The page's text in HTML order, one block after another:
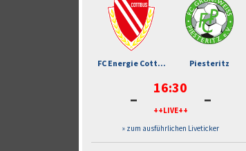
FC Energie Cott... Piesteritz
- 16:30
++LIVE++ -
» zum ausführlichen Liveticker